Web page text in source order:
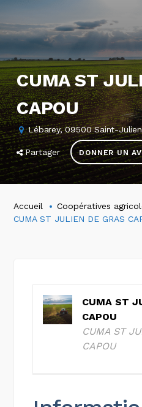
CUMA ST
CAPOU
Lébarey, 09500 Saint-
Partager DONNER UN
Accueil
Coopératives
CUMA ST JULIEN DE GRAS
CUMA ST
CAPOU
CUMA ST
CAPOU